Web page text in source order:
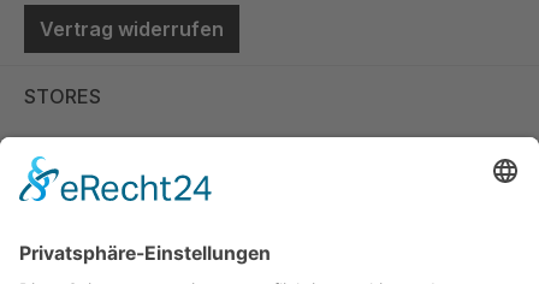
Vertrag widerrufen
STORES
Store Viernheim
Store Berlin
Handelspartner Köln
SICHERE BEZAHLUNG